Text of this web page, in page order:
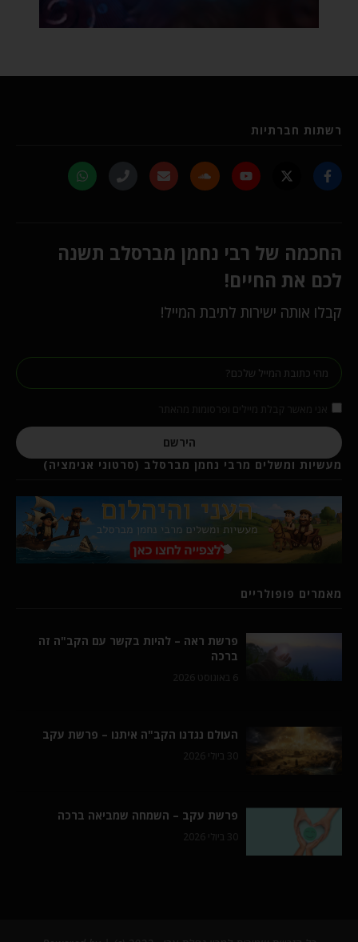
רשתות חברתיות
החכמה של רבי נחמן מברסלב תשנה
לכם את החיים!
קבלו אותה ישירות לתיבת המייל!
הירשם
מעשיות ומשלים מרבי נחמן מברסלב (סרטוני אנימציה)
מאמרים פופולריים
פרשת ראה – להיות בקשר עם הקב"ה זה
ברכה
6 באוגוסט 2026
העולם נגדנו הקב"ה איתנו – פרשת עקב
30 ביולי 2026
פרשת עקב – השמחה שמביאה ברכה
30 ביולי 2026